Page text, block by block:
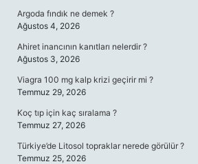
Argoda fındık ne demek ?
Ağustos 4, 2026
Ahiret inancının kanıtları nelerdir ?
Ağustos 3, 2026
Viagra 100 mg kalp krizi geçirir mi ?
Temmuz 29, 2026
Koç tıp için kaç sıralama ?
Temmuz 27, 2026
Türkiye’de Litosol topraklar nerede görülür ?
Temmuz 25, 2026